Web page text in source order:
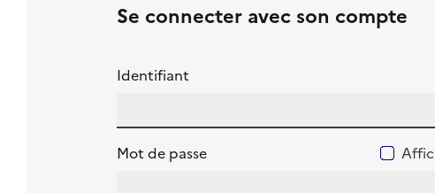
Se connecter avec son compte
Identifiant
Mot de passe